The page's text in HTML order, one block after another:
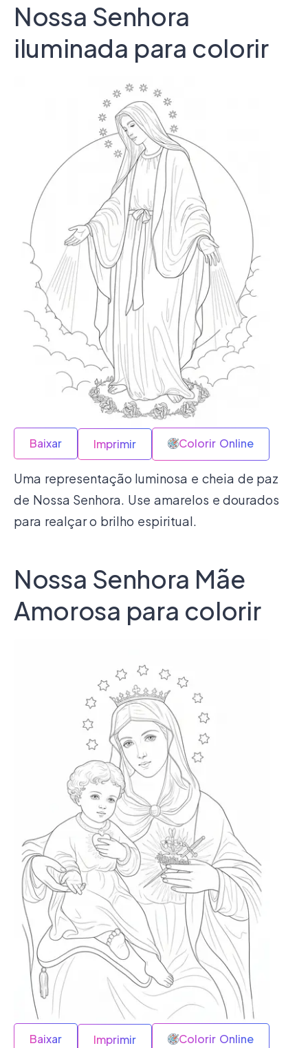
Nossa Senhora
iluminada para colorir
Baixar Imprimir Colorir Online
Uma representação luminosa e cheia de paz
de Nossa Senhora. Use amarelos e dourados
para realçar o brilho espiritual.
Nossa Senhora Mãe
Amorosa para colorir
Baixar Imprimir Colorir Online